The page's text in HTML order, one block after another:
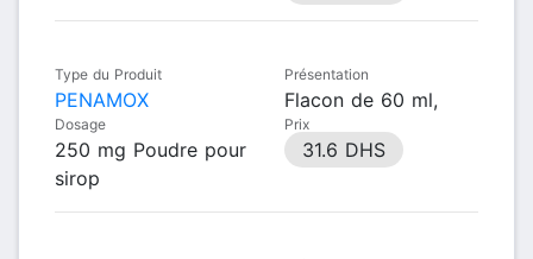
Type du Produit
PENAMOX
Présentation
Flacon de 60 ml,
Dosage
250 mg Poudre pour
sirop
Prix
31.6 DHS